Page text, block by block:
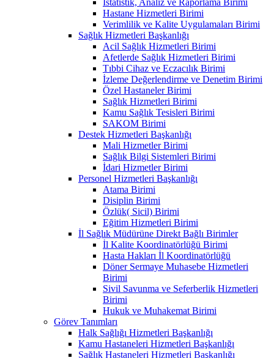
Hastane Hizmetleri Birimi
Verimlilik ve Kalite Uygulamaları Birimi
Sağlık Hizmetleri Başkanlığı
Acil Sağlık Hizmetleri Birimi
Afetlerde Sağlık Hizmetleri Birimi
Tıbbi Cihaz ve Eczacılık Birimi
İzleme Değerlendirme ve Denetim Birimi
Özel Hastaneler Birimi
Sağlık Hizmetleri Birimi
Kamu Sağlık Tesisleri Birimi
SAKOM Birimi
Destek Hizmetleri Başkanlığı
Mali Hizmetler Birimi
Sağlık Bilgi Sistemleri Birimi
İdari Hizmetler Birimi
Personel Hizmetleri Başkanlığı
Atama Birimi
Disiplin Birimi
Özlük( Sicil) Birimi
Eğitim Hizmetleri Birimi
İl Sağlık Müdürüne Direkt Bağlı Birimler
İl Kalite Koordinatörlüğü Birimi
Hasta Hakları İl Koordinatörlüğü
Döner Sermaye Muhasebe Hizmetleri
Birimi
Sivil Savunma ve Seferberlik Hizmetleri
Birimi
Hukuk ve Muhakemat Birimi
Görev Tanımları
Halk Sağlığı Hizmetleri Başkanlığı
Kamu Hastaneleri Hizmetleri Başkanlığı
Sağlık Hastaneleri Hizmetleri Başkanlığı